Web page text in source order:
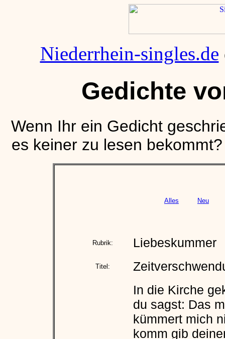
Niederrhein-singles.de
Gedichte
Wenn Ihr ein Gedicht
es keiner zu lesen
Alles Neu
Rubrik: Liebeskummer
Titel:
In die Kirche
du sagst: Das
kümmert mich
komm gib